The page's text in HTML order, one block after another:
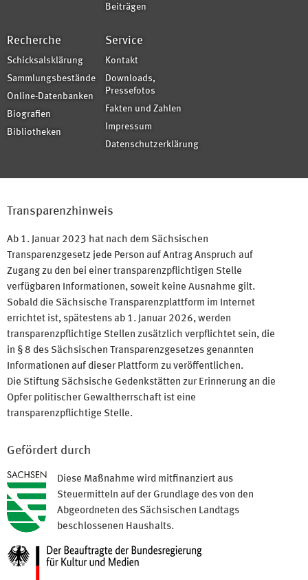
Beiträgen
Recherche
Schicksalsklärung
Sammlungsbestände
Online-Datenbanken
Biografien
Bibliotheken
Service
Kontakt
Downloads,
Pressefotos
Fakten und Zahlen
Impressum
Datenschutzerklärung
Transparenzhinweis
Ab 1. Januar 2023 hat nach dem Sächsischen
Transparenzgesetz jede Person auf Antrag Anspruch auf
Zugang zu den bei einer transparenzpflichtigen Stelle
verfügbaren Informationen, soweit keine Ausnahme gilt.
Sobald die Sächsische Transparenzplattform im Internet
errichtet ist, spätestens ab 1. Januar 2026, werden
transparenzpflichtige Stellen zusätzlich verpflichtet sein, die
in § 8 des Sächsischen Transparenzgesetzes genannten
Informationen auf dieser Plattform zu veröffentlichen.
Die Stiftung Sächsische Gedenkstätten zur Erinnerung an die
Opfer politischer Gewaltherrschaft ist eine
transparenzpflichtige Stelle.
Gefördert durch
Diese Maßnahme wird mitfinanziert aus
Steuermitteln auf der Grundlage des von den
Abgeordneten des Sächsischen Landtags
beschlossenen Haushalts.